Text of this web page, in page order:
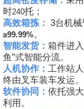
时240托；
高效箱拣： 3台机
≥99.99%。
智能发货： 箱件进
鱼”式智能分流。
人机协作： 工作站
终由叉车装车发运。
软件协同： 依托强
利用。